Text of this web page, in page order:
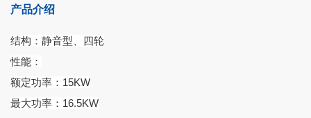
产品介绍
结构：静音型、四轮
性能：
额定功率：15KW
最大功率：16.5KW